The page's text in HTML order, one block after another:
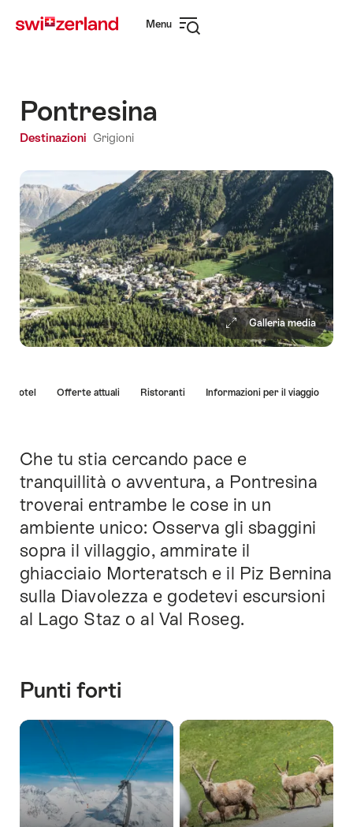
rapida
Menu
Pontresina
Destinazioni Grigioni
Galleria media
conducono
ai
punti
di
di
questo
sito.
Hotel Offerte attuali Ristoranti Informazioni per il viaggio
Introduzione
Che tu stia cercando pace e
tranquillità o avventura, a Pontresina
troverai entrambe le cose in un
ambiente unico: Osserva gli sbaggini
sopra il villaggio, ammirate il
ghiacciaio Morteratsch e il Piz Bernina
sulla Diavolezza e godetevi escursioni
al Lago Staz o al Val Roseg.
Punti forti